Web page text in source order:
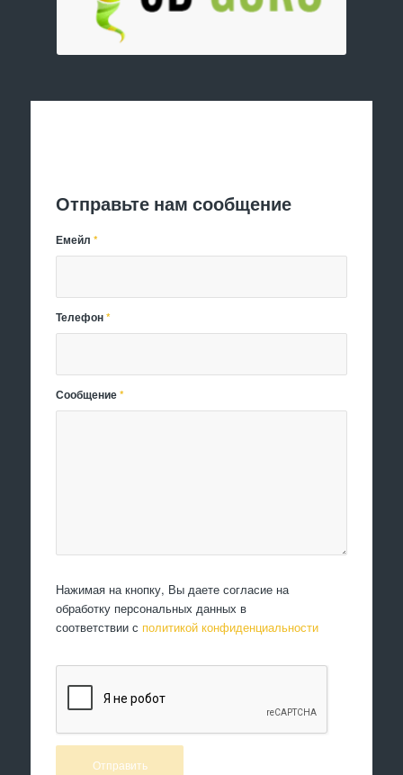
Отправьте нам сообщение
Емейл*
Телефон*
Сообщение*
Нажимая на кнопку, Вы даете согласие на
обработку персональных данных в
соответствии с политикой конфиденциальности